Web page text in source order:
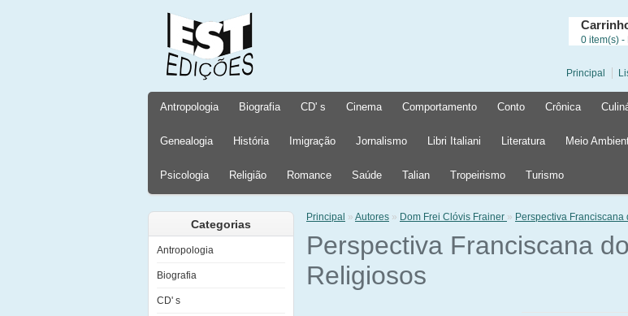
0 item(s) -
Principal
Antropologia Biografia CD' s Cinema Comportamento Conto Crônica
Genealogia História Imigração Jornalismo Libri Italiani Literatura Meio
Psicologia Religião Romance Saúde Talian Tropeirismo Turismo
Categorias
Antropologia
Biografia
CD' s
Principal » Autores » Dom Frei Clóvis Frainer » Perspectiva
Perspectiva Franciscana
Religiosos